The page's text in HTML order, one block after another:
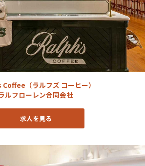
Coffee（ラルフズ コーヒー）
ルフローレン合同会社
求人を見る